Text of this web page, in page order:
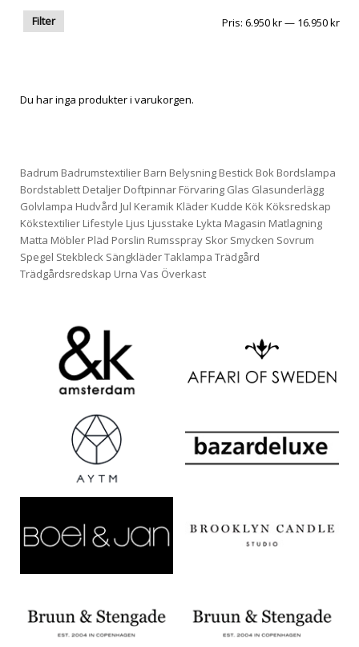
Pris
Pris
Filter Pris: 6.950 kr— 16.950 kr
Du har inga produkter i varukorgen.
Badrum Badrumstextilier Barn Belysning Bestick Bok Bordslampa
Bordstablett Detaljer Doftpinnar Förvaring Glas Glasunderlägg
Golvlampa Hudvård Jul Keramik Kläder Kudde Kök Köksredskap
Kökstextilier Lifestyle Ljus Ljusstake Lykta Magasin Matlagning
Matta Möbler Pläd Porslin Rumsspray Skor Smycken Sovrum
Spegel Stekbleck SängkläderTaklampa Trädgård
Trädgårdsredskap Urna Vas Överkast